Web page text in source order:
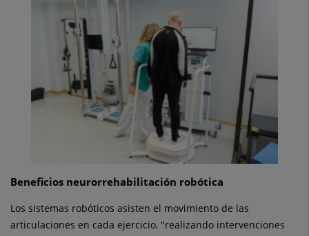
Beneficios neurorrehabilitación robótica
Los sistemas robóticos asisten el movimiento de las
articulaciones en cada ejercicio, "realizando intervenciones